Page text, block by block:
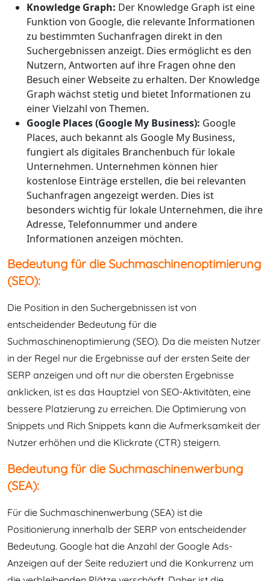
Knowledge Graph: Der Knowledge Graph ist eine
Funktion von Google, die relevante Informationen
zu bestimmten Suchanfragen direkt in den
Suchergebnissen anzeigt. Dies ermöglicht es den
Nutzern, Antworten auf ihre Fragen ohne den
Besuch einer Webseite zu erhalten. Der Knowledge
Graph wächst stetig und bietet Informationen zu
einer Vielzahl von Themen.
Google Places (Google My Business): Google
Places, auch bekannt als Google My Business,
fungiert als digitales Branchenbuch für lokale
Unternehmen. Unternehmen können hier
kostenlose Einträge erstellen, die bei relevanten
Suchanfragen angezeigt werden. Dies ist
besonders wichtig für lokale Unternehmen, die ihre
Adresse, Telefonnummer und andere
Informationen anzeigen möchten.
Bedeutung für die Suchmaschinenoptimierung
(SEO):
Die Position in den Suchergebnissen ist von
entscheidender Bedeutung für die
Suchmaschinenoptimierung (SEO). Da die meisten Nutzer
in der Regel nur die Ergebnisse auf der ersten Seite der
SERP anzeigen und oft nur die obersten Ergebnisse
anklicken, ist es das Hauptziel von SEO-Aktivitäten, eine
bessere Platzierung zu erreichen. Die Optimierung von
Snippets und Rich Snippets kann die Aufmerksamkeit der
Nutzer erhöhen und die Klickrate (CTR) steigern.
Bedeutung für die Suchmaschinenwerbung
(SEA):
Für die Suchmaschinenwerbung (SEA) ist die
Positionierung innerhalb der SERP von entscheidender
Bedeutung. Google hat die Anzahl der Google Ads-
Anzeigen auf der Seite reduziert und die Konkurrenz um